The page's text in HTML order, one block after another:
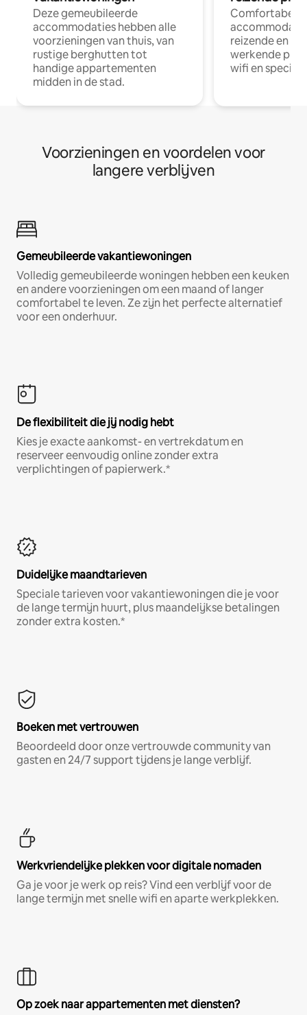
Deze gemeubileerde
accommodaties hebben alle
voorzieningen van thuis, van
rustige berghutten tot
handige appartementen
midden in de stad.
Comfortabele
reizende en
werkende
wifi en
Voorzieningen en voordelen voor
langere verblijven
Gemeubileerde vakantiewoningen
Volledig gemeubileerde woningen hebben een keuken
en andere voorzieningen om een maand of langer
comfortabel te leven. Ze zijn het perfecte alternatief
voor een onderhuur.
De flexibiliteit die jij nodig hebt
Kies je exacte aankomst- en vertrekdatum en
reserveer eenvoudig online zonder extra
verplichtingen of papierwerk.*
Duidelijke maandtarieven
Speciale tarieven voor vakantiewoningen die je voor
de lange termijn huurt, plus maandelijkse betalingen
zonder extra kosten.*
Boeken met vertrouwen
Beoordeeld door onze vertrouwde community van
gasten en 24/7 support tijdens je lange verblijf.
Werkvriendelijke plekken voor digitale nomaden
Ga je voor je werk op reis? Vind een verblijf voor de
lange termijn met snelle wifi en aparte werkplekken.
Op zoek naar appartementen met diensten?